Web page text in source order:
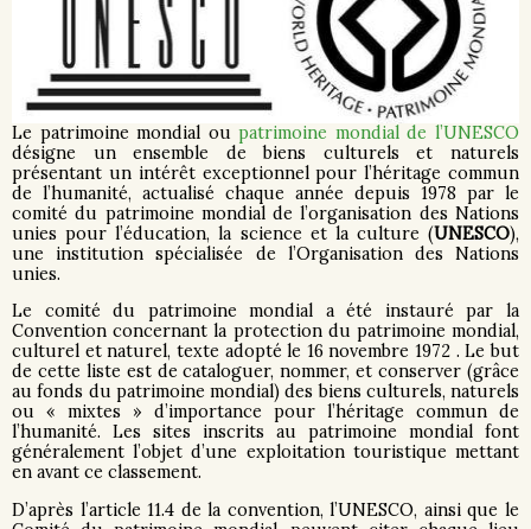
Le patrimoine mondial oupatrimoine mondial de l’UNESCO
désigne un ensemble de biens culturels et naturels
présentant un intérêt exceptionnel pour l’héritage commun
de l’humanité, actualisé chaque année depuis 1978 par le
comité du patrimoine mondial de l’organisation des Nations
unies pour l’éducation, la science et la culture (UNESCO),
une institution spécialisée de l’Organisation des Nations
unies.
Le comité du patrimoine mondial a été instauré par la
Convention concernant la protection du patrimoine mondial,
culturel et naturel, texte adopté le 16 novembre 1972 . Le but
de cette liste est de cataloguer, nommer, et conserver (grâce
au fonds du patrimoine mondial) des biens culturels, naturels
ou « mixtes » d’importance pour l’héritage commun de
l’humanité. Les sites inscrits au patrimoine mondial font
généralement l’objet d’une exploitation touristique mettant
en avant ce classement.
D’après l’article 11.4 de la convention, l’UNESCO, ainsi que le